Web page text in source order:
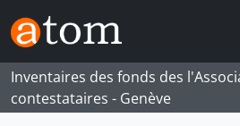
Skip to main content
Inventaires des fonds des
contestataires - Genève